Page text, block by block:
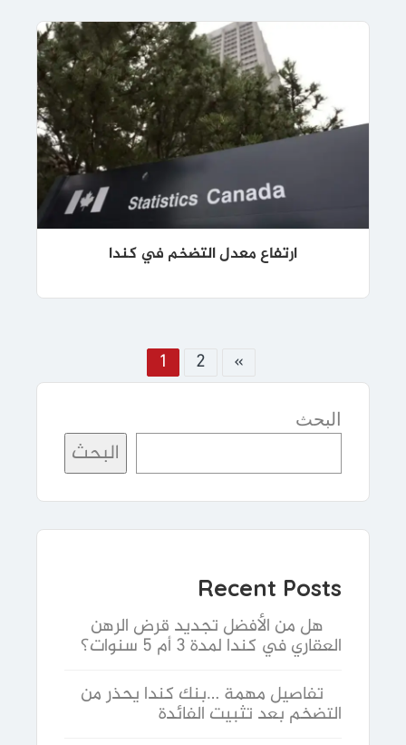
ارتفاع معدل التضخم في كندا
1 2 »
البحث
البحث
Recent Posts
هل من الأفضل تجديد قرض الرهن
العقاري في كندا لمدة 3 أم 5 سنوات؟
تفاصيل مهمة …بنك كندا يحذر من
التضخم بعد تثبيت الفائدة